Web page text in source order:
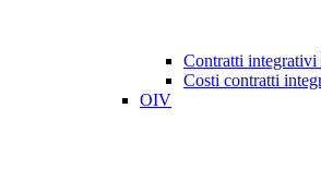
Contratti integrativi
Costi contratti
OIV